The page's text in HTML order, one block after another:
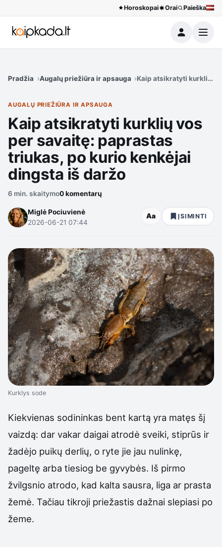
Horoskopai Orai Paieška
Meniu
Pradžia Augalų priežiūra ir apsauga Kaip atsikratyti kurklių
AUGALŲ PRIEŽIŪRA IR APSAUGA
Kaip atsikratyti kurklių vos
per savaitę: paprastas
triukas, po kurio kenkėjai
dingsta iš daržo
6 min. skaitymo0 komentarų
Miglė Pociuvienė
2026-06-21 07:44
Aa ĮSIMINTI
Kurklys sode
Kiekvienas sodininkas bent kartą yra matęs šį
vaizdą: dar vakar daigai atrodė sveiki, stiprūs ir
žadėjo puikų derlių, o ryte jie jau nulinkę,
pageltę arba tiesiog be gyvybės. Iš pirmo
žvilgsnio atrodo, kad kalta sausra, liga ar prasta
žemė. Tačiau tikroji priežastis dažnai slepiasi po
žeme.